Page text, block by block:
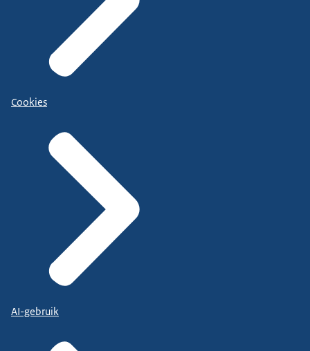
Cookies
AI-gebruik